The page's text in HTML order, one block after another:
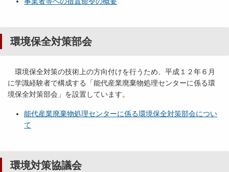
環境保全対策部会
環境保全対策の技術上の方向付けを行うため、平成１２年６月
に学識経験者で構成する「能代産業廃棄物処理センターに係る環
境保全対策部会」を設置しています。
能代産業廃棄物処理センターに係る環境保全対策部会につい
て
環境対策協議会